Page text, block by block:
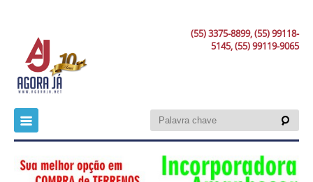
(55) 3375-8899, (55) 99118-
5145, (55) 99119-9065